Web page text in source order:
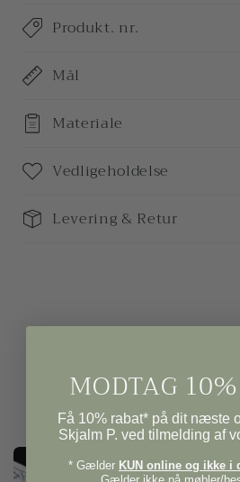
Produkt. nr.
Mål
Materiale
Vedligeholdelse
Levering & Retur
MODTAG
Få 10% rabat* på dit næste
Skjalm P. ved tilmelding af
* Gælder KUN online og ikke i